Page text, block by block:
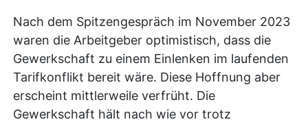
Nach dem Spitzengespräch im November 2023
waren die Arbeitgeber optimistisch, dass die
Gewerkschaft zu einem Einlenken im laufenden
Tarifkonflikt bereit wäre. Diese Hoffnung aber
erscheint mittlerweile verfrüht. Die
Gewerkschaft hält nach wie vor trotz